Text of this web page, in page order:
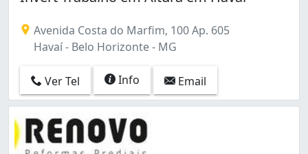
Avenida Costa do Marfim, 100 Ap. 605
Havaí - Belo Horizonte - MG
Ver Tel Info Email